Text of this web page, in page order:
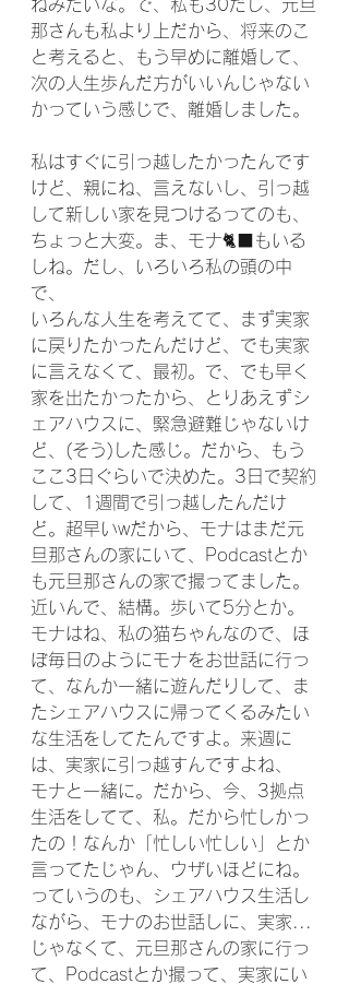
ねみたいな。で、私も30だし、元旦
那さんも私より上だから、将来のこ
と考えると、もう早めに離婚して、
次の人生歩んだ方がいいんじゃない
かっていう感じで、離婚しました。
私はすぐに引っ越したかったんです
けど、親にね、言えないし、引っ越
して新しい家を見つけるってのも、
ちょっと大変。ま、モナ🐈‍⬛もいる
しね。だし、いろいろ私の頭の中
で、
いろんな人生を考えてて、まず実家
に戻りたかったんだけど、でも実家
に言えなくて、最初。で、でも早く
家を出たかったから、とりあえずシ
ェアハウスに、緊急避難じゃないけ
ど、(そう)した感じ。だから、もう
ここ3日ぐらいで決めた。3日で契約
して、1週間で引っ越したんだけ
ど。超早いwだから、モナはまだ元
旦那さんの家にいて、Podcastとか
も元旦那さんの家で撮ってました。
近いんで、結構。歩いて5分とか。
モナはね、私の猫ちゃんなので、ほ
ぼ毎日のようにモナをお世話に行っ
て、なんか一緒に遊んだりして、ま
たシェアハウスに帰ってくるみたい
な生活をしてたんですよ。来週に
は、実家に引っ越すんですよね、
モナと一緒に。だから、今、3拠点
生活をしてて、私。だから忙しかっ
たの！なんか「忙しい忙しい」とか
言ってたじゃん、ウザいほどにね。
っていうのも、シェアハウス生活し
ながら、モナのお世話しに、実家...
じゃなくて、元旦那さんの家に行っ
て、Podcastとか撮って、実家にい